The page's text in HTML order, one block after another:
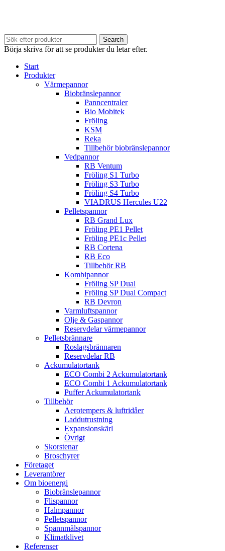
Search
Börja skriva för att se produkter du letar efter.
Start
Produkter
Värmepannor
Biobränslepannor
Panncentraler
Bio Mobitek
Fröling
KSM
Reka
Tillbehör biobränslepannor
Vedpannor
RB Ventum
Fröling S1 Turbo
Fröling S3 Turbo
Fröling S4 Turbo
VIADRUS Hercules U22
Pelletspannor
RB Grand Lux
Fröling PE1 Pellet
Fröling PE1c Pellet
RB Cortena
RB Eco
Tillbehör RB
Kombipannor
Fröling SP Dual
Fröling SP Dual Compact
RB Devron
Varmluftspannor
Olje & Gaspannor
Reservdelar värmepannor
Pelletsbrännare
Roslagsbrännaren
Reservdelar RB
Ackumulatortank
ECO Combi 2 Ackumulatortank
ECO Combi 1 Ackumulatortank
Puffer Ackumulatortank
Tillbehör
Aerotempers & luftridåer
Laddutrustning
Expansionskärl
Övrigt
Skorstenar
Broschyrer
Företaget
Leverantörer
Om bioenergi
Biobränslepannor
Flispannor
Halmpannor
Pelletspannor
Spannmålspannor
Klimatklivet
Referenser